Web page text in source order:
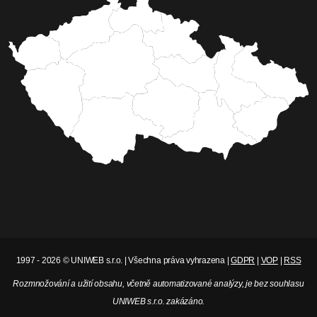
1997 - 2026 © UNIWEB s.r.o. | Všechna práva vyhrazena |GDPR | VOP| RSS
Rozmnožování a užití obsahu, včetně automatizované analýzy, je bez souhlasu
UNIWEB s.r.o. zakázáno.